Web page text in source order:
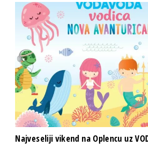
Najveseliji vikend na Oplencu uz